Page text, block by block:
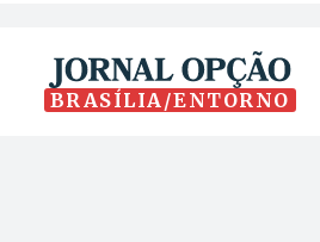
BRASÍLIA/ENTORNO